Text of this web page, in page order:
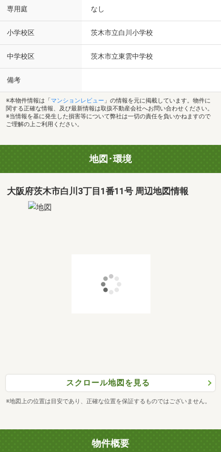
専用庭 なし
小学校区 茨木市立白川小学校
中学校区 茨木市立東雲中学校
備考
※本物件情報は「 マンションレビュー 」の情報を元に掲載しています。物件に
関する正確な情報、及び最新情報は取扱不動産会社へお問い合わせください。
※当情報を基に発生した損害等について弊社は一切の責任を負いかねますので
ご理解の上ご利用ください。
地図･環境
大阪府茨木市白川3丁目1番11号 周辺地図情報
スクロール地図を見る
※地図上の位置は目安であり、正確な位置を保証するものではございません。
物件概要